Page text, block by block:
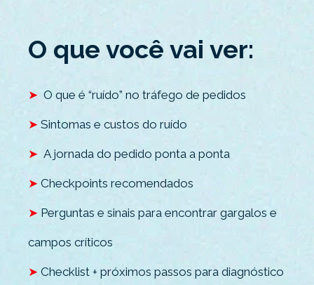
O que você vai ver:
➤ O que é “ruído” no tráfego de pedidos
➤ Sintomas e custos do ruído
➤ A jornada do pedido ponta a ponta
➤ Checkpoints recomendados
➤ Perguntas e sinais para encontrar gargalos e
campos críticos
➤ Checklist + próximos passos para diagnóstico